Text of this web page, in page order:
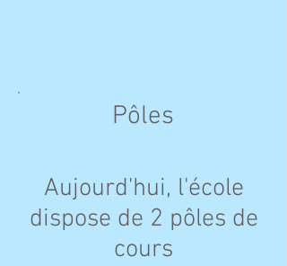
Pôles
Aujourd'hui, l'école
dispose de 2 pôles de
cours